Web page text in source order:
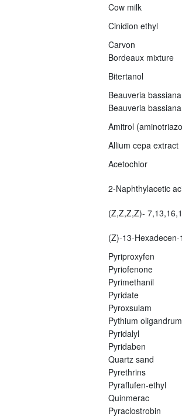
Cow milk
Cinidion ethyl
Carvon
Bordeaux mixture
Bitertanol
Beauveria
Beauveria
Amitrol
Allium cepa extract
Acetochlor
2-Naphthylacetic
(Z,Z,Z,Z)-
(Z)-13-
Pyriproxyfen
Pyriofenone
Pyrimethanil
Pyridate
Pyroxsulam
Pythium
Pyridalyl
Pyridaben
Quartz sand
Pyrethrins
Pyraflufen-ethyl
Quinmerac
Pyraclostrobin